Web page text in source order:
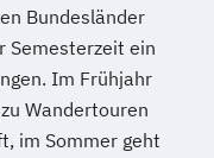
Bundesländer
Semesterzeit ein
Im Frühjahr
Wandertouren
im Sommer geht